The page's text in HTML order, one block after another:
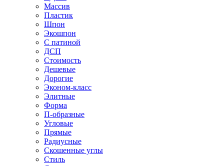
Массив
Пластик
Шпон
Экошпон
С патиной
ДСП
Стоимость
Дешевые
Дорогие
Эконом-класс
Элитные
Форма
П-образные
Угловые
Прямые
Радиусные
Скошенные углы
Стиль